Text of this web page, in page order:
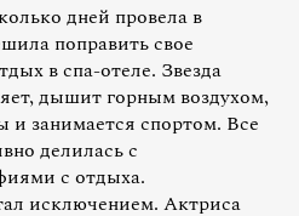
дней провела в
поправить свое
в спа-отеле. Звезда
дышит горным воздухом,
и занимается спортом. Все
делилась с
с отдыха.
исключением. Актриса